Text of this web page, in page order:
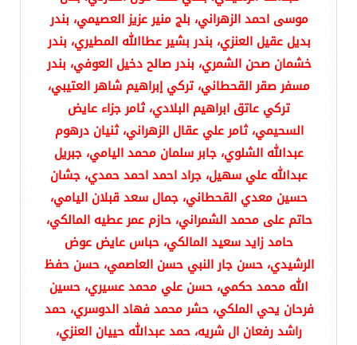
موسى احمد الزهراني، بلج منير عزيز العصيمي، بندر
بديل عقيل العنزي، بندر بشير عطاالله المطيري، بندر
خشمان صحن الشمري، بندر صالح دخيل العوفي، بندر
مسفر صقر القحطاني، تركي إبراهيم شاهر العتيبي،
تركي عاتق ابراهيم البلادي، ثامر جزاء عايض
السحيمي، ثامر علي عقال الزهراني، ثنيان درهوم
عبدالله الشلوي، جابر سلمان محمد اليامي، جبريل
عبدالله علي سهيل، جراد احمد احمد حمدي، جشان
حسين معدي القحطاني، جمال سعد قبلان اليامي،
حاتم على محمد الشمراني، حازم عمر عطيه المالكي،
حامد زايد سعيد المالكي، حباس عايض عوض
الرشيدي، حسن جار النبي حسن العاصمي، حسن حفظ
الله محمد حكمي، حسن علي محمد عسيري، حسين
فرحان يحي الملكي، حشر محمد فهاد الدوسري، حمد
راشد رفعان ال شريه، حمد عبدالله حييان العنزي،